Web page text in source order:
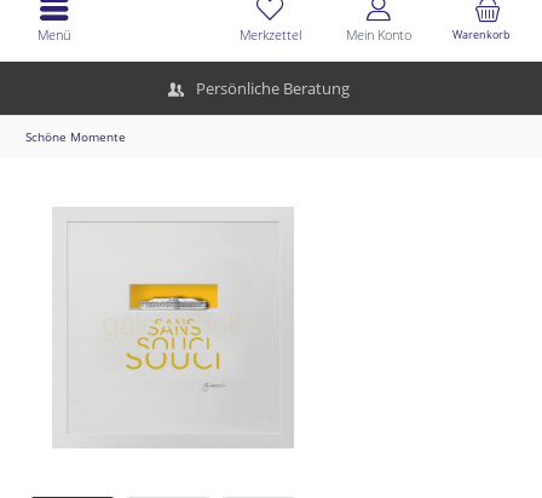
Persönliche Beratung
Warenkorb
Merkzettel Mein Konto
Menü
Schöne Momente